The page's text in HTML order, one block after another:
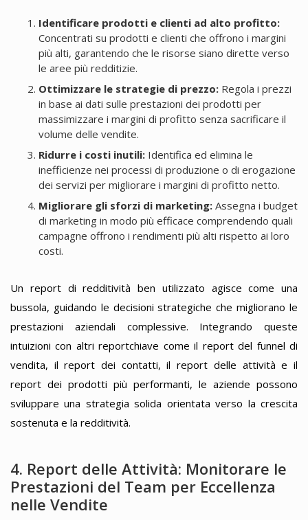
Identificare prodotti e clienti ad alto profitto:
Concentrati su prodotti e clienti che offrono i margini
più alti, garantendo che le risorse siano dirette verso
le aree più redditizie.
Ottimizzare le strategie di prezzo:Regola i prezzi
in base ai dati sulle prestazioni dei prodotti per
massimizzare i margini di profitto senza sacrificare il
volume delle vendite.
Ridurre i costi inutili:Identifica ed elimina le
inefficienze nei processi di produzione o di erogazione
dei servizi per migliorare i margini di profitto netto.
Migliorare gli sforzi di marketing:Assegna i budget
di marketing in modo più efficace comprendendo quali
campagne offrono i rendimenti più alti rispetto ai loro
costi.
Un report di redditività ben utilizzato agisce come una
bussola, guidando le decisioni strategiche che migliorano le
prestazioni aziendali complessive. Integrando queste
intuizioni con altri reportchiave come il report del funnel di
vendita, il report dei contatti, il report delle attività e il
report dei prodotti più performanti, le aziende possono
sviluppare una strategia solida orientata verso la crescita
sostenuta e la redditività.
4. Report delle Attività: Monitorare le
Prestazioni del Team per Eccellenza
nelle Vendite